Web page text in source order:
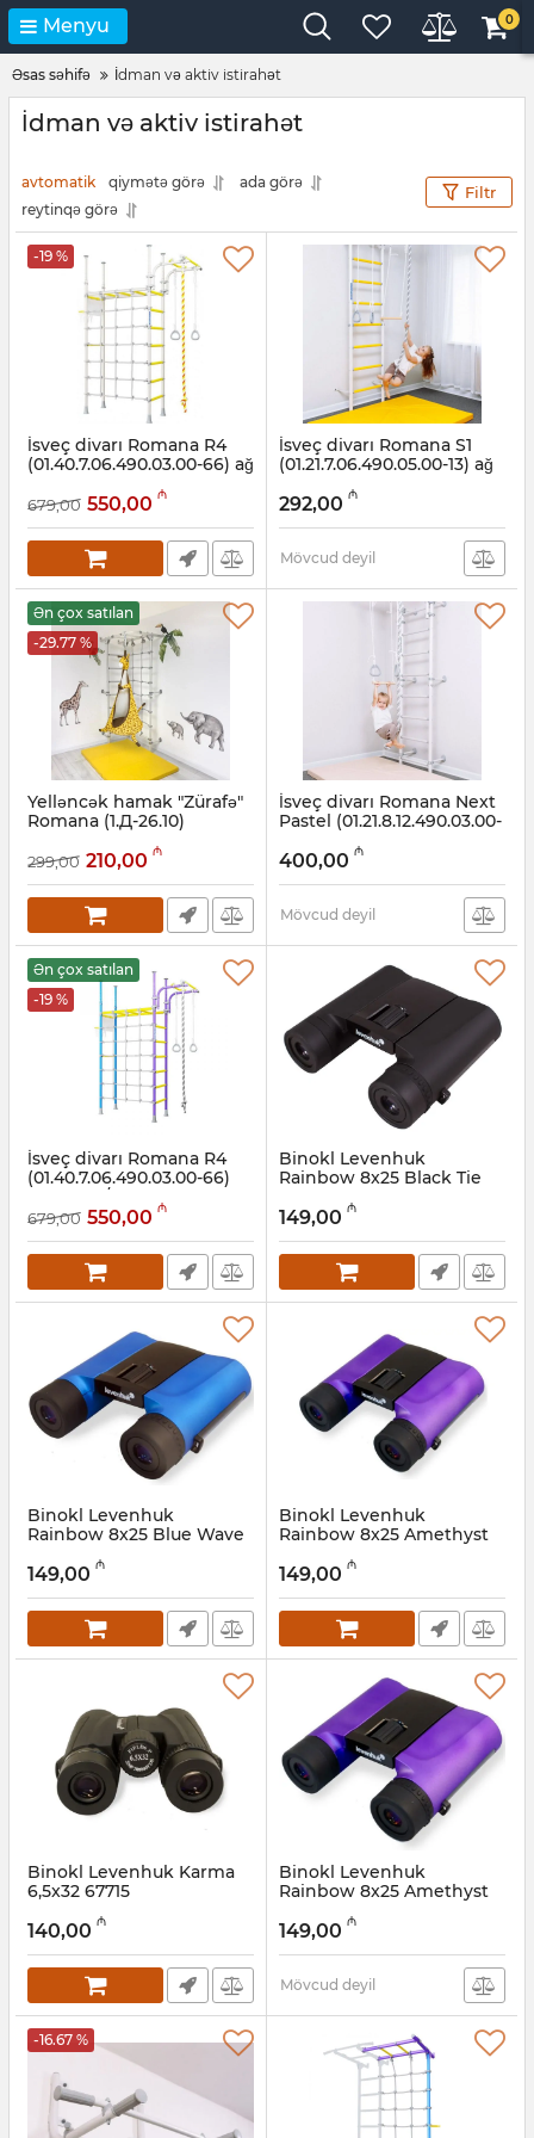
Menyu 0
Əsas səhifə İdman və aktiv istirahət
İdman və aktiv istirahət
avtomatik qiymətə görə
ada görə
reytinqə görə
Filtr
-19 %
İsveç divarı Romana R4
(01.40.7.06.490.03.00-66) ağ
Artikul: 001002046
679,00 550,00 ₼
İsveç divarı Romana S1
(01.21.7.06.490.05.00-13) ağ
Artikul: 001002025
292,00 ₼
Mövcud deyil
Ən çox satılan
-29.77 %
Yelləncək hamak "Zürafə"
Romana (1.Д-26.10)
Artikul: 001002072
299,00 210,00 ₼
İsveç divarı Romana Next
Pastel (01.21.8.12.490.03.00-
Artikul: 001002023
400,00 ₼
Mövcud deyil
Ən çox satılan
-19 %
İsveç divarı Romana R4
(01.40.7.06.490.03.00-66)
yasəmən/mavi
Artikul: 001002047
679,00 550,00 ₼
Binokl Levenhuk
Rainbow 8x25 Black Tie
Artikul: 017026295
149,00 ₼
Binokl Levenhuk
Rainbow 8x25 Blue Wave
Artikul: 017026294
149,00 ₼
Binokl Levenhuk
Rainbow 8x25 Amethyst
Artikul: 017026293
149,00 ₼
Binokl Levenhuk Karma
6,5x32 67715
017026288
140,00 ₼
Binokl Levenhuk
Rainbow 8x25 Amethyst
017026275
149,00 ₼
Mövcud deyil
-16.67 %